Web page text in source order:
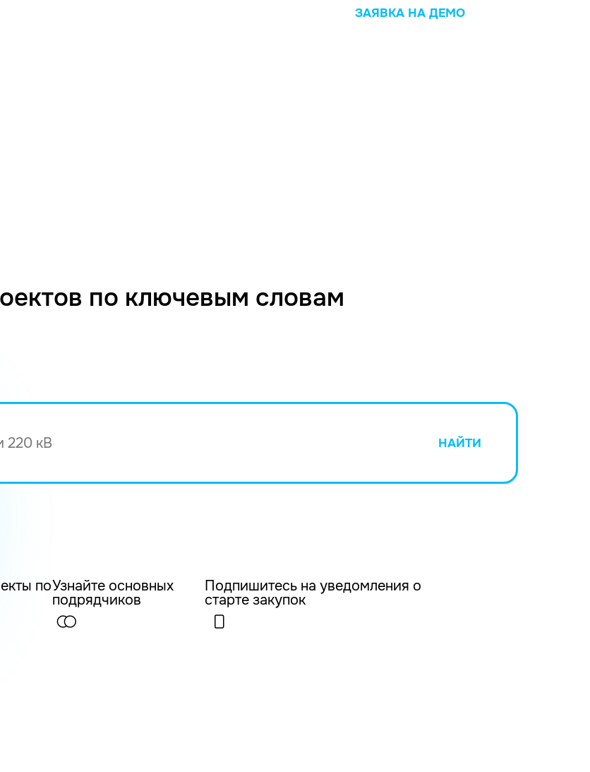
ЗАЯВКА НА ДЕМО
по ключевым словам
НАЙТИ
поУзнайте основных
подрядчиков
Подпишитесь на уведомления о
старте закупок